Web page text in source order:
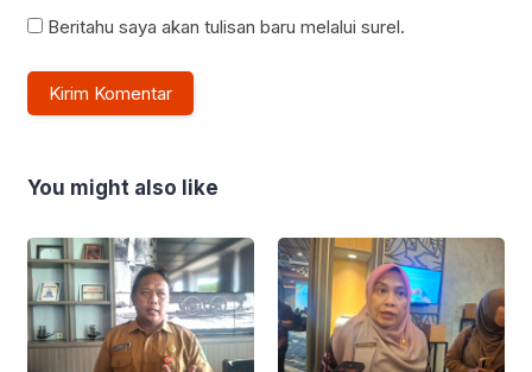
Beritahu saya akan tulisan baru melalui surel.
You might also like